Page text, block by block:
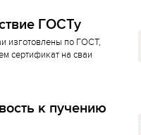
ГОСТу
изготовлены по ГОСТ,
сертификат на сваи
к пучению